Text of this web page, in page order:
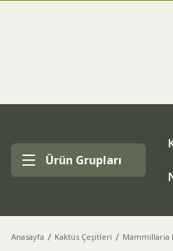
Ürün Grupları
Anasayfa Kaktüs Çeşitleri Mammillaria